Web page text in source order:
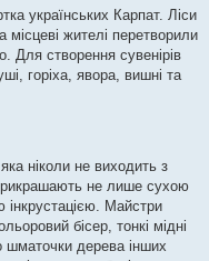
українських Карпат. Ліси
жителі перетворили
Для створення сувенірів
горіха, явора, вишні та
ніколи не виходить з
не лише сухою
Майстри
бісер, тонкі мідні
шматочки дерева інших